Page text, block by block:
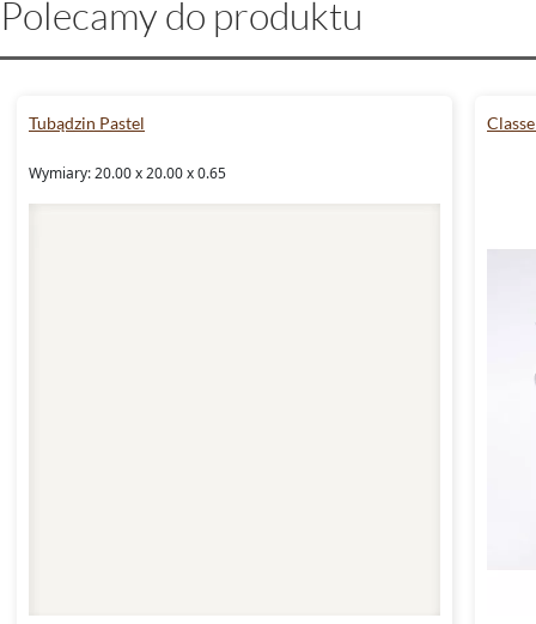
Polecamy do produktu
Tubądzin Pastel
Wymiary: 20.00 x 20.00 x 0.65